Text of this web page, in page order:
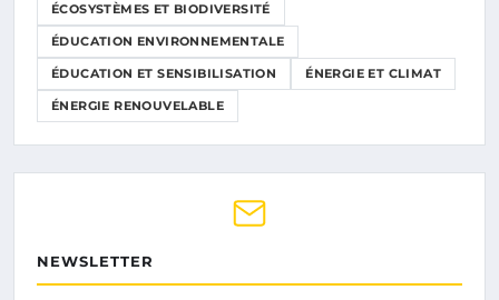
ÉCOSYSTÈMES ET BIODIVERSITÉ
ÉDUCATION ENVIRONNEMENTALE
ÉDUCATION ET SENSIBILISATION ÉNERGIE ET CLIMAT
ÉNERGIE RENOUVELABLE
NEWSLETTER